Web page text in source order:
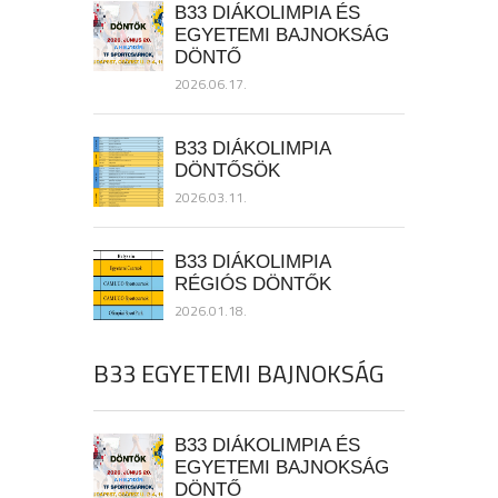
B33 DIÁKOLIMPIA ÉS
EGYETEMI BAJNOKSÁG
DÖNTŐ
2026.06.17.
B33 DIÁKOLIMPIA
DÖNTŐSÖK
2026.03.11.
B33 DIÁKOLIMPIA
RÉGIÓS DÖNTŐK
2026.01.18.
B33 EGYETEMI BAJNOKSÁG
B33 DIÁKOLIMPIA ÉS
EGYETEMI BAJNOKSÁG
DÖNTŐ